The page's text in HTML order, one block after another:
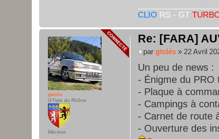
CLIO RS - GT
Re: [FARA]
par gtclés » 22 Avril
Un peu de news :
- Énigme du
- Plaque à
- Campings à
- Carnet de route
- Ouverture des
gtclés
GTiste du Rhône
Mécène